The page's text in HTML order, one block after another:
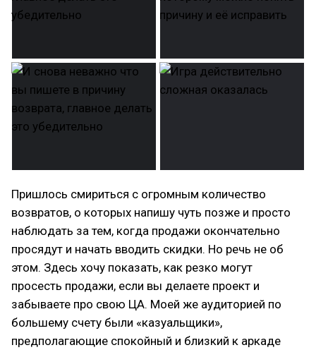
Пришлось смириться с огромным количество
возвратов, о которых напишу чуть позже и просто
наблюдать за тем, когда продажи окончательно
просядут и начать вводить скидки. Но речь не об
этом. Здесь хочу показать, как резко могут
просесть продажи, если вы делаете проект и
забываете про свою ЦА. Моей же аудиторией по
большему счету были «казуальщики»,
предполагающие спокойный и близкий к аркаде